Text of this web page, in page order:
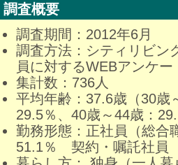
調査概要
調査期間：2012年6月
調査方法：シティリビン
員に対するWEBアンケー
集計数：736人
平均年齢：37.6歳（30歳
29.5％、40歳～44歳：
勤務形態：正社員（総
51.1％ 契約・嘱託社